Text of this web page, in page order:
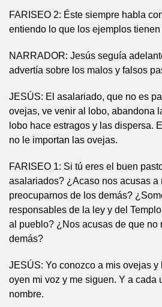
FARISEO 2: Éste siempre habla
entiendo lo que los ejemplos
NARRADOR: Jesús seguía
advertía sobre los malos y falsos
JESÚS: El asalariado, que no es
ovejas, ve venir al lobo, abandona
lobo hace estragos y las dispersa.
no le importan las ovejas.
FARISEO 1: Si tú eres el buen
asalariados? ¿Acaso nos acusas a
preocuparnos de los demás?
responsables de la ley y del
al pueblo? ¿Nos acusas de que no
demás?
JESÚS: Yo conozco a mis ovejas y
oyen mi voz y me siguen. Y a cada
nombre.